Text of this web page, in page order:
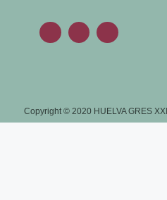
Copyright © 2020 HUELVA GRES